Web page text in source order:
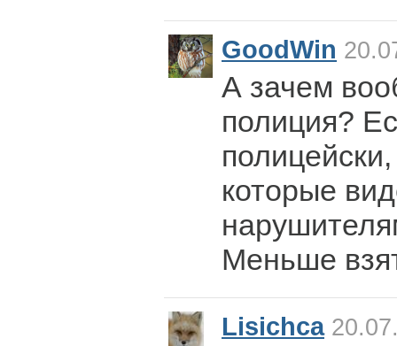
GoodWin
А зачем
полиция?
которые
Меньше
Lisichca